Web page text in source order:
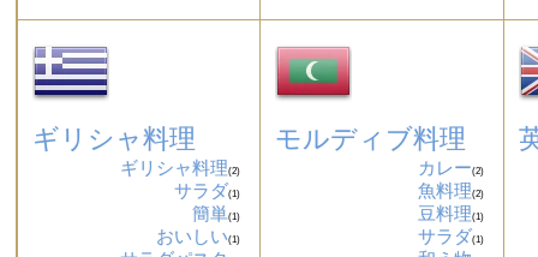
ギリシャ料理
ギリシャ料理(2)
サラダ(1)
簡単(1)
おいしい(1)
モルディブ料理
カレー(2)
魚料理(2)
豆料理(1)
サラダ(1)